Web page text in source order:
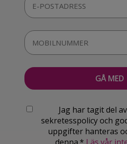
Jag har tagit del
sekretesspolicy och
uppgifter hanteras